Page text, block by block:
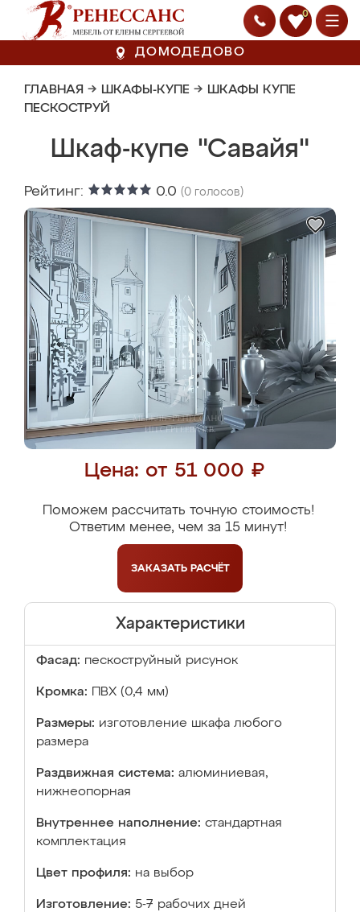
0
ДОМОДЕДОВО
ГЛАВНАЯ → ШКАФЫ-КУПЕ → ШКАФЫ КУПЕ
ПЕСКОСТРУЙ
Шкаф-купе "Савайя"
Рейтинг: 0.0 (0 голосов)
Цена: от 51 000 ₽
Поможем рассчитать точную стоимость!
Ответим менее, чем за 15 минут!
ЗАКАЗАТЬ РАСЧЁТ
Характеристики
Фасад: пескоструйный рисунок
Кромка: ПВХ (0,4 мм)
Размеры: изготовление шкафа любого
размера
Раздвижная система: алюминиевая,
нижнеопорная
Внутреннее наполнение: стандартная
комплектация
Цвет профиля: на выбор
Изготовление: 5-7 рабочих дней